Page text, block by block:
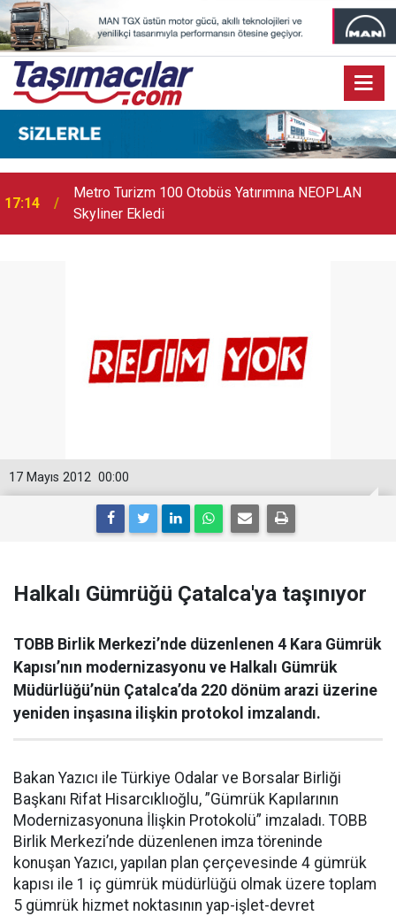
17:07 Audi Q9 Markanın En Büyük SUV Modeli Oldu
00:00
17 Mayıs 2012
Halkalı Gümrüğü Çatalca'ya taşınıyor
TOBB Birlik Merkezi’nde düzenlenen 4 Kara Gümrük
Kapısı’nın modernizasyonu ve Halkalı Gümrük
Müdürlüğü’nün Çatalca’da 220 dönüm arazi üzerine
yeniden inşasına ilişkin protokol imzalandı.
Bakan Yazıcı ile Türkiye Odalar ve Borsalar Birliği
Başkanı Rifat Hisarcıklıoğlu, ”Gümrük Kapılarının
Modernizasyonuna İlişkin Protokolü” imzaladı. TOBB
Birlik Merkezi’nde düzenlenen imza töreninde
konuşan Yazıcı, yapılan plan çerçevesinde 4 gümrük
kapısı ile 1 iç gümrük müdürlüğü olmak üzere toplam
5 gümrük hizmet noktasının yap-işlet-devret